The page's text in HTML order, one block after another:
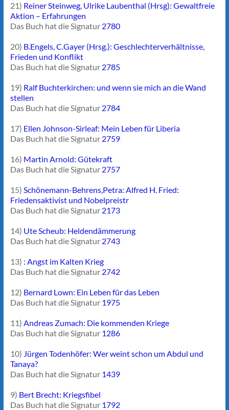
21) Reiner Steinweg, Ulrike Laubenthal (Hrsg): Gewaltfreie
Aktion – Erfahrungen
Das Buch hat die Signatur 2780
20) B.Engels, C.Gayer (Hrsg.): Geschlechterverhältnisse,
Frieden und Konflikt
Das Buch hat die Signatur 2785
19) Ralf Buchterkirchen: und wenn sie mich an die Wand
stellen
Das Buch hat die Signatur 2784
17) Ellen Johnson-Sirleaf: Mein Leben für Liberia
Das Buch hat die Signatur 2759
16) Martin Arnold: Gütekraft
Das Buch hat die Signatur 2757
15) Schönemann-Behrens,Petra: Alfred H. Fried:
Friedensaktivist und Nobelpreistr
Das Buch hat die Signatur 2173
14) Ute Scheub: Heldendämmerung
Das Buch hat die Signatur 2743
13) : Angst im Kalten Krieg
Das Buch hat die Signatur 2742
12) Bernard Lown: Ein Leben für das Leben
Das Buch hat die Signatur 1975
11) Andreas Zumach: Die kommenden Kriege
Das Buch hat die Signatur 1286
10) Jürgen Todenhöfer: Wer weint schon um Abdul und
Tanaya?
Das Buch hat die Signatur 1439
9) Bert Brecht: Kriegsfibel
Das Buch hat die Signatur 1792